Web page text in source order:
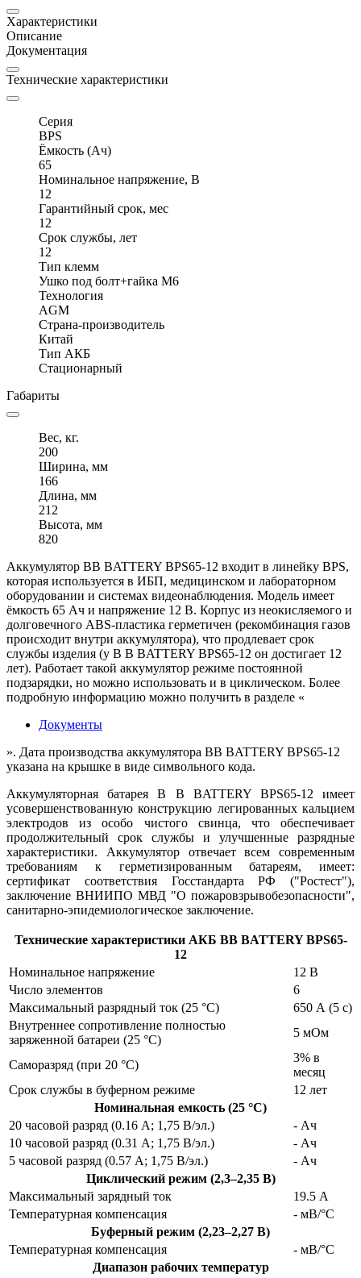
Характеристики
Описание
Документация
Технические характеристики
Серия
BPS
Ёмкость (Ач)
65
Номинальное напряжение, В
12
Гарантийный срок, мес
12
Срок службы, лет
12
Тип клемм
Ушко под болт+гайка M6
Технология
AGM
Страна-производитель
Китай
Тип АКБ
Стационарный
Габариты
Вес, кг.
200
Ширина, мм
166
Длина, мм
212
Высота, мм
820
Аккумулятор BB BATTERY BPS65-12 входит в линейку BPS,
которая используется в ИБП, медицинском и лабораторном
оборудовании и системах видеонаблюдения. Модель имеет
ёмкость 65 Ач и напряжение 12 В. Корпус из неокисляемого и
долговечного ABS-пластика герметичен (рекомбинация газов
происходит внутри аккумулятора), что продлевает срок
службы изделия (у B B BATTERY BPS65-12 он достигает 12
лет). Работает такой аккумулятор режиме постоянной
подзарядки, но можно использовать и в циклическом. Более
подробную информацию можно получить в разделе «
Документы
». Дата производства аккумулятора BB BATTERY BPS65-12
указана на крышке в виде символьного кода.
Аккумуляторная батарея B B BATTERY BPS65-12 имеет
усовершенствованную конструкцию легированных кальцием
электродов из особо чистого свинца, что обеспечивает
продолжительный срок службы и улучшенные разрядные
характеристики. Аккумулятор отвечает всем современным
требованиям к герметизированным батареям, имеет:
сертификат соответствия Госстандарта РФ ("Ростест"),
заключение ВНИИПО МВД "О пожаровзрывобезопасности",
санитарно-эпидемиологическое заключение.
Технические характеристики АКБ BB BATTERY BPS65-
12
Номинальное напряжение
12 В
Число элементов
6
Максимальный разрядный ток (25 °С)
650 А (5 с)
Внутреннее сопротивление полностью
заряженной батареи (25 °С)
5 мОм
Саморазряд (при 20 °С)
3% в
месяц
Срок службы в буферном режиме
12 лет
Номинальная емкость (25 °С)
20 часовой разряд (0.16 А; 1,75 В/эл.)
- Ач
10 часовой разряд (0.31 А; 1,75 В/эл.)
- Ач
5 часовой разряд (0.57 А; 1,75 В/эл.)
- Ач
Циклический режим (2,3–2,35 В)
Максимальный зарядный ток
19.5 А
Температурная компенсация
- мВ/°С
Буферный режим (2,23–2,27 В)
Температурная компенсация
- мВ/°С
Диапазон рабочих температур